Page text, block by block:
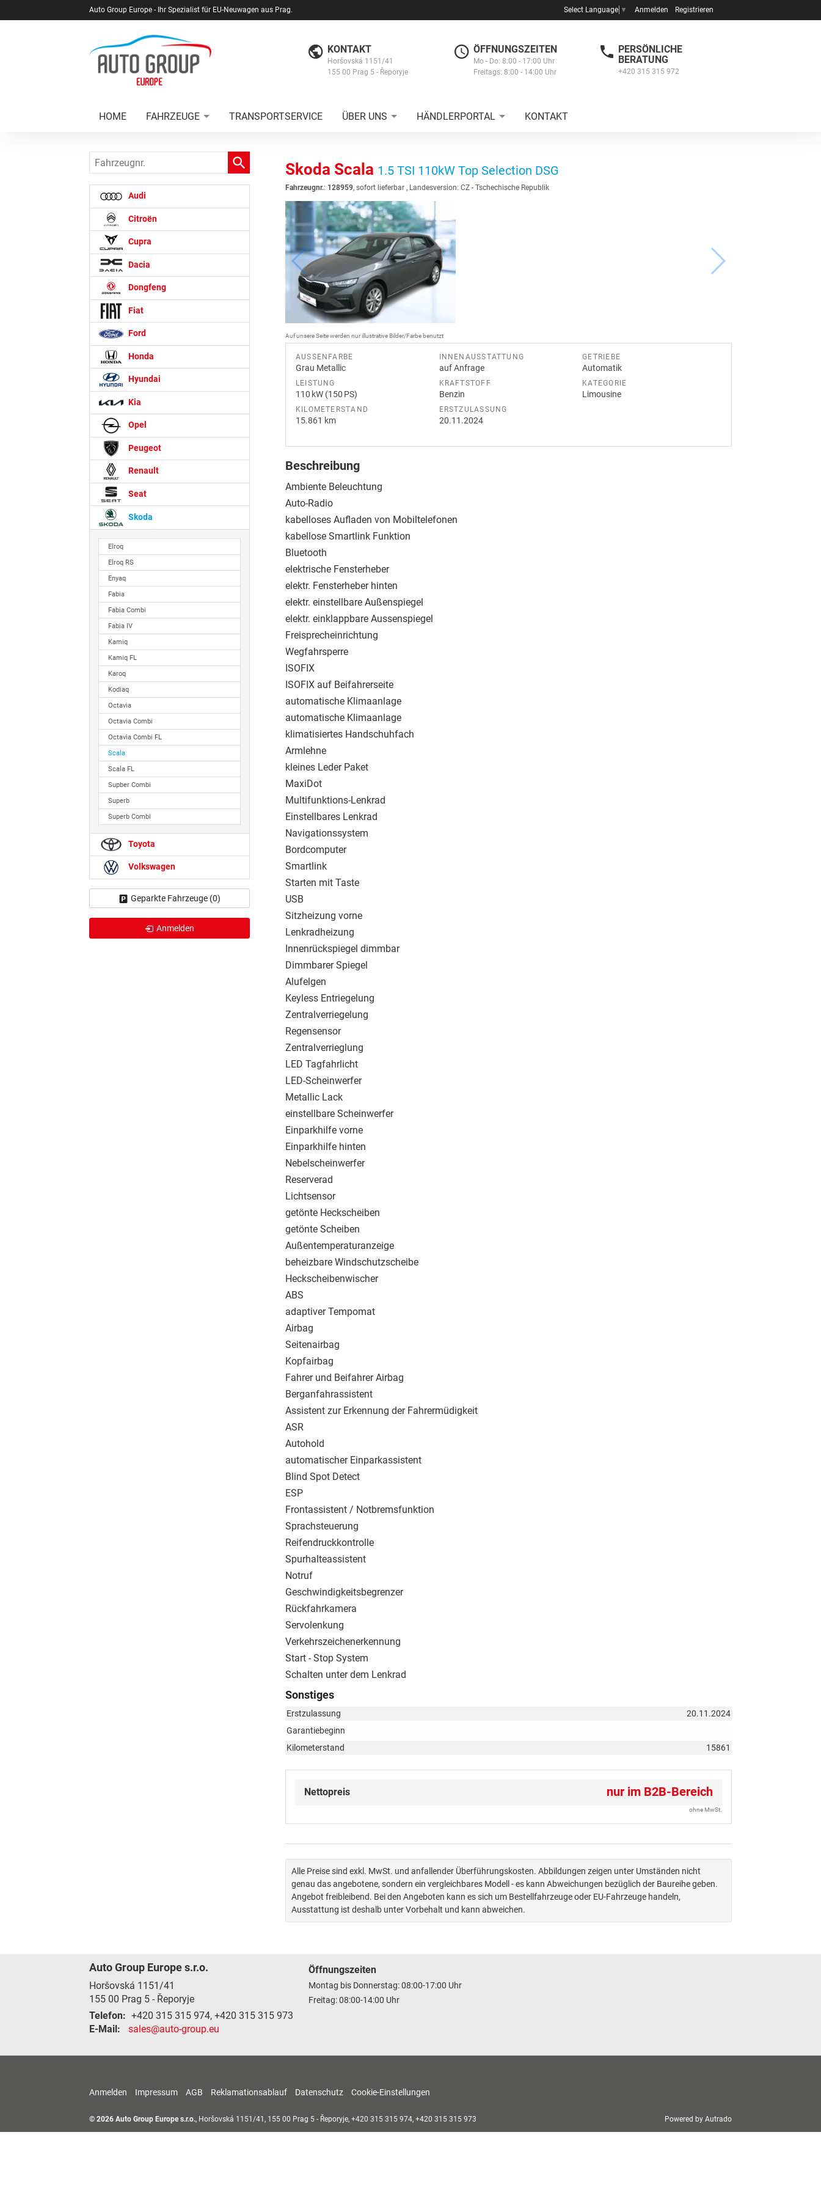
Auto Group Europe - Ihr Spezialist für EU-Neuwagen aus Prag. Anmelden Registrieren
Select Language ▼
KONTAKT
Horšovská 1151/41
155 00 Prag 5 - Řeporyje
ÖFFNUNGSZEITEN
Mo - Do: 8:00 - 17:00 Uhr
Freitags: 8:00 - 14:00 Uhr
PERSÖNLICHE
BERATUNG
+420 315 315 972
HOME FAHRZEUGE TRANSPORTSERVICE ÜBER UNS HÄNDLERPORTAL KONTAKT
Skoda Scala 1.5 TSI 110kW Top Selection DSG
Fahrzeugnr.: 128959, sofort lieferbar, Landesversion: CZ - Tschechische Republik
Auf unsere Seite werden nur illustrative Bilder/Farbe benutzt
AUSSENFARBE
Grau Metallic
INNENAUSSTATTUNG
auf Anfrage
GETRIEBE
Automatik
LEISTUNG
110 kW (150 PS)
KRAFTSTOFF
Benzin
KATEGORIE
Limousine
KILOMETERSTAND
15.861 km
ERSTZULASSUNG
20.11.2024
Beschreibung
Ambiente Beleuchtung
Auto-Radio
kabelloses Aufladen von Mobiltelefonen
kabellose Smartlink Funktion
Bluetooth
elektrische Fensterheber
elektr. Fensterheber hinten
elektr. einstellbare Außenspiegel
elektr. einklappbare Aussenspiegel
Freisprecheinrichtung
Wegfahrsperre
ISOFIX
ISOFIX auf Beifahrerseite
automatische Klimaanlage
automatische Klimaanlage
klimatisiertes Handschuhfach
Armlehne
kleines Leder Paket
MaxiDot
Multifunktions-Lenkrad
Einstellbares Lenkrad
Navigationssystem
Bordcomputer
Smartlink
Starten mit Taste
USB
Sitzheizung vorne
Lenkradheizung
Innenrückspiegel dimmbar
Dimmbarer Spiegel
Alufelgen
Keyless Entriegelung
Zentralverriegelung
Regensensor
Zentralverrieglung
LED Tagfahrlicht
LED-Scheinwerfer
Metallic Lack
einstellbare Scheinwerfer
Einparkhilfe vorne
Einparkhilfe hinten
Nebelscheinwerfer
Reserverad
Lichtsensor
getönte Heckscheiben
getönte Scheiben
Außentemperaturanzeige
beheizbare Windschutzscheibe
Heckscheibenwischer
ABS
adaptiver Tempomat
Airbag
Seitenairbag
Kopfairbag
Fahrer und Beifahrer Airbag
Berganfahrassistent
Assistent zur Erkennung der Fahrermüdigkeit
ASR
Autohold
automatischer Einparkassistent
Blind Spot Detect
ESP
Frontassistent / Notbremsfunktion
Sprachsteuerung
Reifendruckkontrolle
Spurhalteassistent
Notruf
Geschwindigkeitsbegrenzer
Rückfahrkamera
Servolenkung
Verkehrszeichenerkennung
Start - Stop System
Schalten unter dem Lenkrad
Sonstiges
Erstzulassung
20.11.2024
Garantiebeginn
Kilometerstand
15861
Nettopreis nur im B2B-Bereich
ohne MwSt.
Alle Preise sind exkl. MwSt. und anfallender Überführungskosten. Abbildungen zeigen unter Umständen nicht
genau das angebotene, sondern ein vergleichbares Modell - es kann Abweichungen bezüglich der Baureihe geben.
Angebot freibleibend. Bei den Angeboten kann es sich um Bestellfahrzeuge oder EU-Fahrzeuge handeln,
Ausstattung ist deshalb unter Vorbehalt und kann abweichen.
Fahrzeugnr.
Audi
Citroën
Cupra
Dacia
Dongfeng
Fiat
Ford
Honda
Hyundai
Kia
Opel
Peugeot
Renault
Seat
Skoda
Elroq
Elroq RS
Enyaq
Fabia
Fabia Combi
Fabia IV
Kamiq
Kamiq FL
Karoq
Kodiaq
Octavia
Octavia Combi
Octavia Combi FL
Scala
Scala FL
Supber Combi
Superb
Superb Combi
Toyota
Volkswagen
Geparkte Fahrzeuge (0)
Anmelden
Auto Group Europe s.r.o.
Horšovská 1151/41
155 00 Prag 5 - Řeporyje
Telefon: +420 315 315 974, +420 315 315 973
E-Mail:
sales@auto-group.eu
Öffnungszeiten
Montag bis Donnerstag: 08:00-17:00 Uhr
Freitag: 08:00-14:00 Uhr
Anmelden Impressum AGB Reklamationsablauf Datenschutz Cookie-Einstellungen
© 2026 Auto Group Europe s.r.o., Horšovská 1151/41 , 155 00 Prag 5 - Řeporyje, +420 315 315 974, +420 315 315 973 Powered by Autrado